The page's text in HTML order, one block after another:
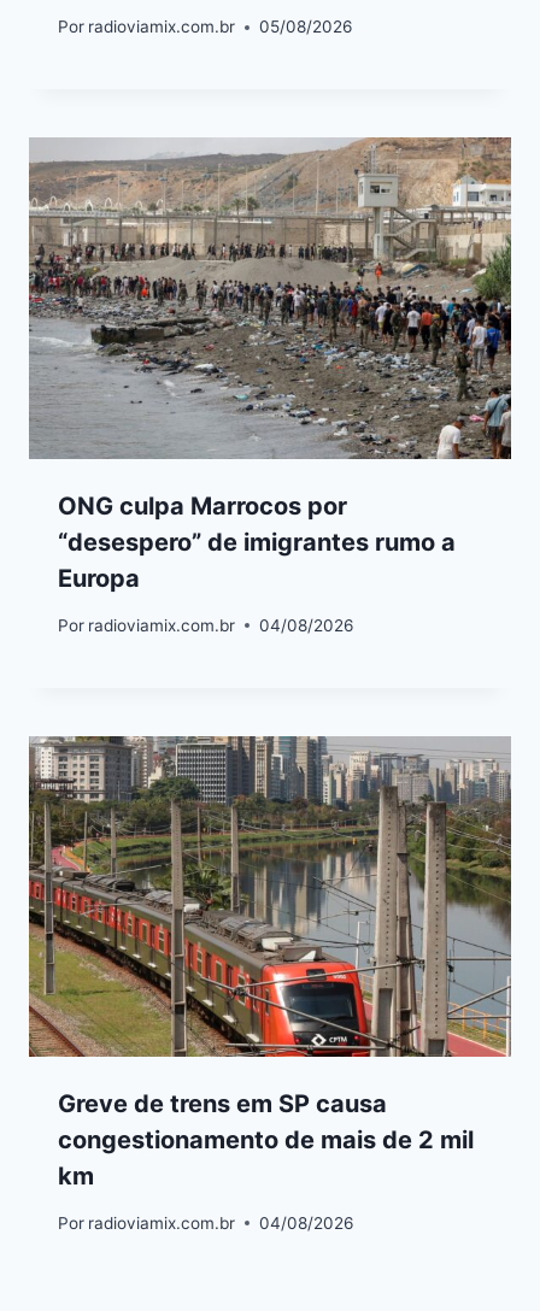
Por radioviamix.com.br 05/08/2026
ONG culpa Marrocos por
“desespero” de imigrantes rumo a
Europa
Por radioviamix.com.br 04/08/2026
Greve de trens em SP causa
congestionamento de mais de 2 mil
km
Por radioviamix.com.br 04/08/2026